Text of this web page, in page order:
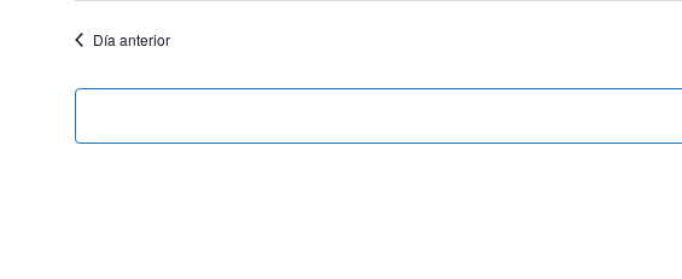
Día anterior